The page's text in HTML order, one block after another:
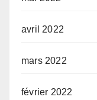
avril 2022
mars 2022
février 2022